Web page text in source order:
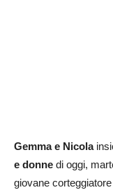
Gemma e Nicola
e donne di oggi,
giovane